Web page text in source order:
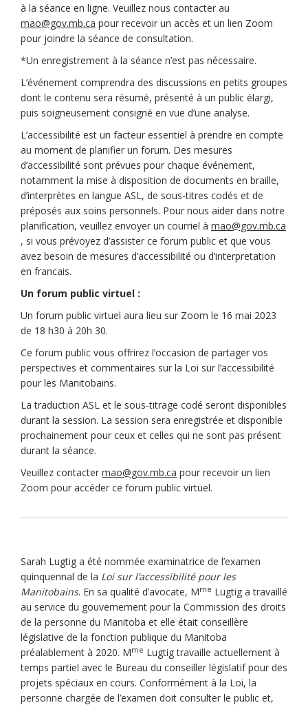
à la séance en ligne. Veuillez nous contacter au
mao@gov.mb.ca (Liens externes)
pour recevoir un accès et un lien Zoom
pour joindre la séance de consultation.
*Un enregistrement à la séance n’est pas nécessaire.
L’événement comprendra des discussions en petits groupes
dont le contenu sera résumé, présenté à un public élargi,
puis soigneusement consigné en vue d’une analyse.
L’accessibilité est un facteur essentiel à prendre en compte
au moment de planifier un forum. Des mesures
d’accessibilité sont prévues pour chaque événement,
notamment la mise à disposition de documents en braille,
d’interprètes en langue ASL, de sous-titres codés et de
préposés aux soins personnels. Pour nous aider dans notre
planification, veuillez envoyer un courriel à mao@gov.mb.ca
(Liens externes)
, si vous prévoyez d’assister ce forum public et que vous
avez besoin de mesures d’accessibilité ou d’interpretation
en francais.
Un forum public virtuel :
Un forum public virtuel aura lieu sur Zoom le 16 mai 2023
de 18 h30 à 20h 30.
Ce forum public vous offrirez l’occasion de partager vos
perspectives et commentaires sur la Loi sur l’accessibilité
pour les Manitobains.
La traduction ASL et le sous-titrage codé seront disponibles
durant la session. La session sera enregistrée et disponible
prochainement pour ceux et celles qui ne sont pas présent
durant la séance.
Veuillez contacter mao@gov.mb.ca (Liens externes)
pour recevoir un lien
Zoom pour accéder ce forum public virtuel.
Sarah Lugtig a été nommée examinatrice de l’examen
quinquennal de la Loi sur l’accessibilité pour les
Manitobains. En sa qualité d’avocate, Mme Lugtig a travaillé
au service du gouvernement pour la Commission des droits
de la personne du Manitoba et elle était conseillère
législative de la fonction publique du Manitoba
préalablement à 2020. Mme Lugtig travaille actuellement à
temps partiel avec le Bureau du conseiller législatif pour des
projets spéciaux en cours. Conformément à la Loi, la
personne chargée de l’examen doit consulter le public et,